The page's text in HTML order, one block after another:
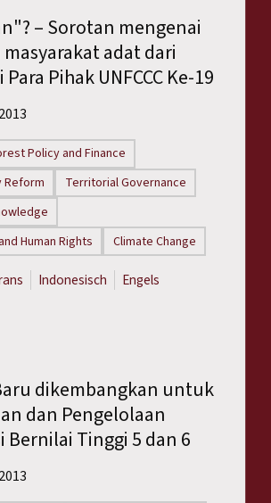
– Sorotan mengenai
adat dari
Pihak UNFCCC Ke-19
Policy and Finance
Reform
Territorial Governance
Human Rights
Climate Change
Indonesisch Engels
dikembangkan untuk
dan Pengelolaan
Bernilai Tinggi 5 dan 6